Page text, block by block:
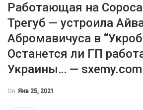
Работающая на
Трегуб — устроила
Абромавичуса в
Останется ли ГП
Украины… — sxemy.com
On Янв 25, 2021